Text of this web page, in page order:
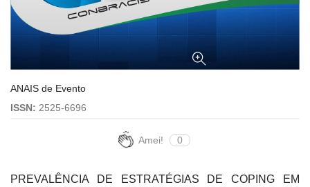
ANAIS de Evento
ISSN: 2525-6696
Amei! 0
PREVALÊNCIA DE ESTRATÉGIAS DE COPING EM